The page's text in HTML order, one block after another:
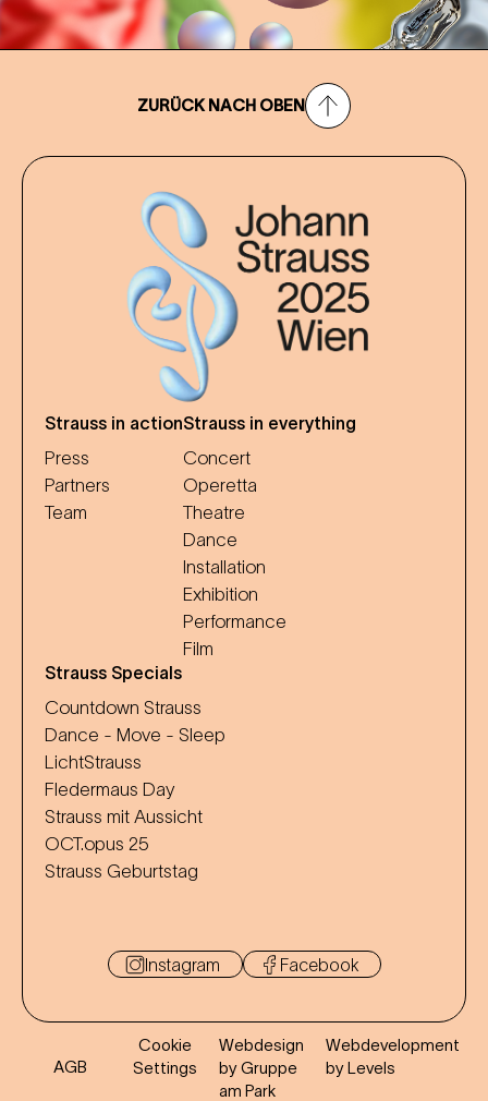
ZURÜCK NACH OBEN
Strauss in action
Press
Partners
Team
Strauss in everything
Concert
Operetta
Theatre
Dance
Installation
Exhibition
Performance
Film
Strauss Specials
Countdown Strauss
Dance - Move - Sleep
LichtStrauss
Fledermaus Day
Strauss mit Aussicht
OCT.opus 25
Strauss Geburtstag
Instagram Facebook
AGB
Cookie
Settings
Webdesign
by Gruppe
am Park
Webdevelopment
by Levels